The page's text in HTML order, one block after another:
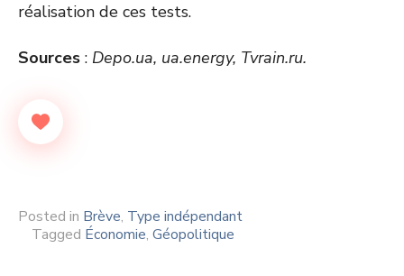
réalisation de ces tests.
Sources : Depo.ua, ua.energy, Tvrain.ru.
Posted in Brève, Type indépendant
Tagged Économie, Géopolitique